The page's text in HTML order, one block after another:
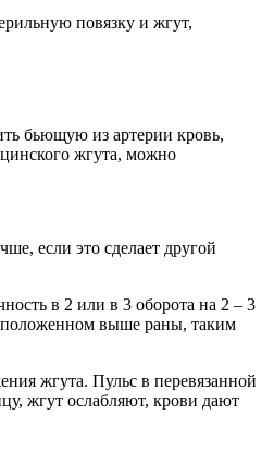
повязку и жгут,
бьющую из артерии кровь,
жгута, можно
если это сделает другой
в 2 или в 3 оборота на 2 – 3
выше раны, таким
жгута. Пульс в перевязанной
жгут ослабляют, крови дают